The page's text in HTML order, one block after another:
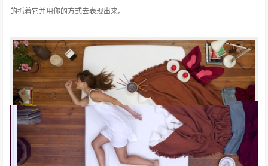
的抓着它并用你的方式去表现出来。